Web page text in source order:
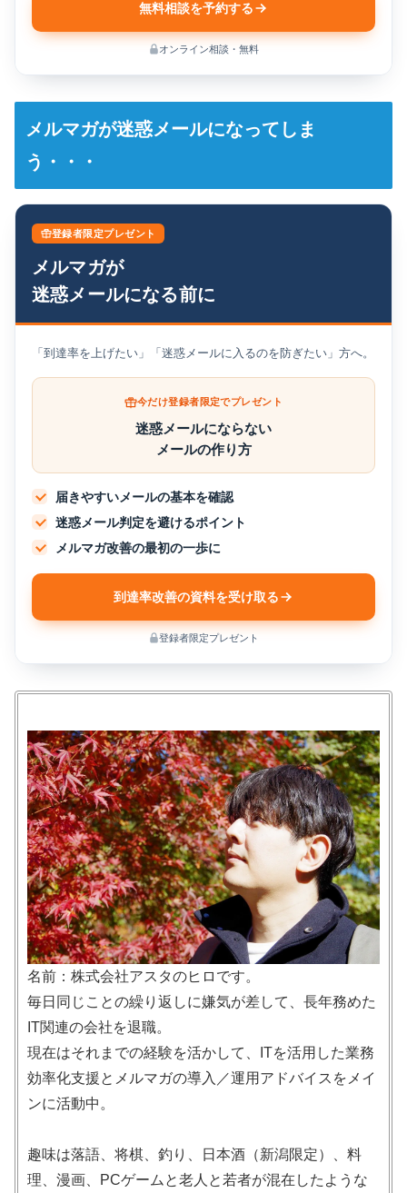
無料相談を予約する
オンライン相談・無料
メルマガが迷惑メールになってしま
う・・・
登録者限定プレゼント
メルマガが
迷惑メールになる前に
「到達率を上げたい」「迷惑メールに入るのを防ぎたい」方へ。
今だけ登録者限定でプレゼント
迷惑メールにならない
メールの作り方
届きやすいメールの基本を確認
迷惑メール判定を避けるポイント
メルマガ改善の最初の一歩に
到達率改善の資料を受け取る
登録者限定プレゼント
名前：株式会社アスタのヒロです。
毎日同じことの繰り返しに嫌気が差して、長年務めた
IT関連の会社を退職。
現在はそれまでの経験を活かして、ITを活用した業務
効率化支援とメルマガの導入／運用アドバイスをメイ
ンに活動中。
趣味は落語、将棋、釣り、日本酒（新潟限定）、料
理、漫画、PCゲームと老人と若者が混在したような